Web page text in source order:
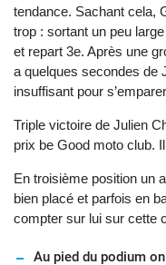
tendance. Sachant cela,
trop : sortant un peu
et repart 3e. Après une
a quelques secondes de
insuffisant pour
Triple victoire de Julien
prix be Good moto club.
En troisième position un
bien placé et parfois en
compter sur lui sur cette
Au pied du podium